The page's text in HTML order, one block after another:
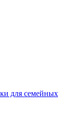
для семейных